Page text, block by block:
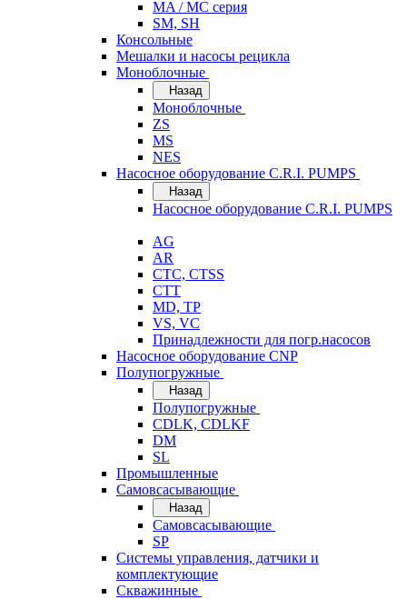
MA / MC серия
SM, SH
Консольные
Мешалки и насосы рецикла
Моноблочные
Назад
Моноблочные
ZS
MS
NES
Насосное оборудование C.R.I. PUMPS
Назад
Насосное оборудование C.R.I. PUMPS
AG
AR
CTC, CTSS
CTT
MD, TP
VS, VC
Принадлежности для погр.насосов
Насосное оборудование CNP
Полупогружные
Назад
Полупогружные
CDLK, CDLKF
DM
SL
Промышленные
Самовсасывающие
Назад
Самовсасывающие
SP
Системы управления, датчики и
комплектующие
Скважинные